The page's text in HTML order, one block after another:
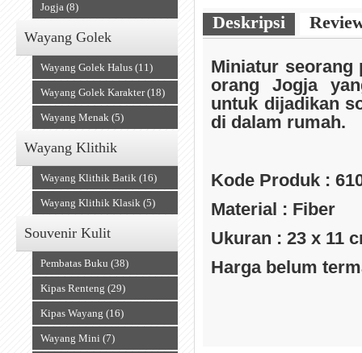
Jogja (8)
Wayang Golek
Wayang Golek Halus (11)
Wayang Golek Karakter (18)
Wayang Menak (5)
Wayang Klithik
Wayang Klithik Batik (16)
Wayang Klithik Klasik (5)
Souvenir Kulit
Pembatas Buku (38)
Kipas Renteng (29)
Kipas Wayang (16)
Wayang Mini (7)
Deskripsi
Miniatur seorang
orang Jogja
untuk dijadikan
di dalam rumah.
Kode Produk :
Material : Fiber
Ukuran : 23 x 11
Harga belum